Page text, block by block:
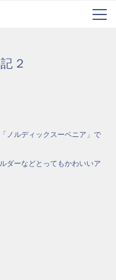
２
ノルディックスーベニア」で
ダーなどとってもかわいいア